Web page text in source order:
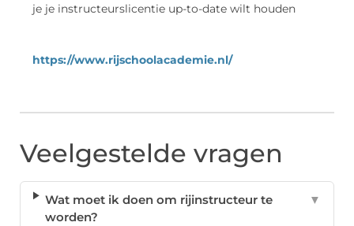
je je instructeurslicentie up-to-date wilt houden
https://www.rijschoolacademie.nl/
Veelgestelde vragen
Wat moet ik doen om rijinstructeur te
worden?
▼